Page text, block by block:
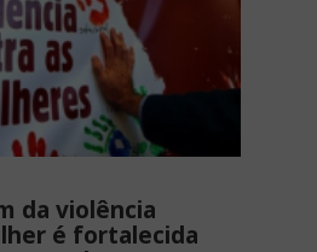
da violência
é fortalecida